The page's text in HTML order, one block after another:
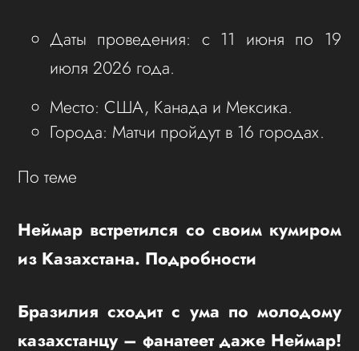
Даты проведения: с 11 июня по 19
июля 2026 года.
Место: США, Канада и Мексика.
Города: Матчи пройдут в 16 городах.
По теме
Неймар встретился со своим кумиром
из Казахстана. Подробности
Бразилия сходит с ума по молодому
казахстанцу – фанатеет даже Неймар!